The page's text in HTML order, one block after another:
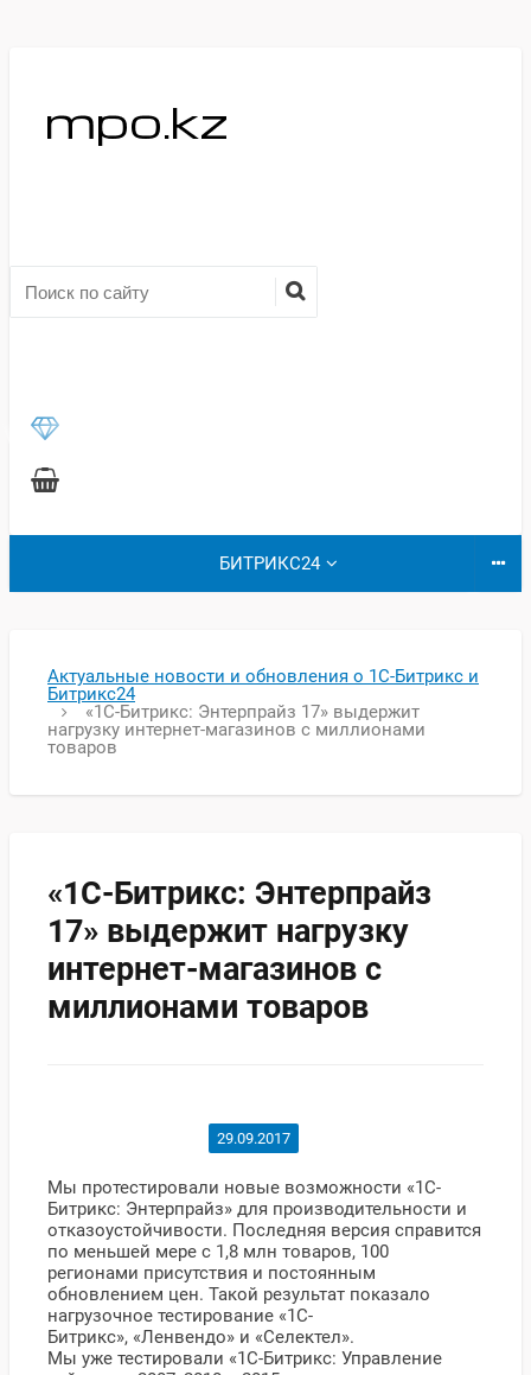
БИТРИКС24
Актуальные новости и обновления о 1С-Битрикс и
Битрикс24
«1С-Битрикс: Энтерпрайз 17» выдержит
нагрузку интернет-магазинов с миллионами
товаров
«1С-Битрикс: Энтерпрайз
17» выдержит нагрузку
интернет-магазинов с
миллионами товаров
29.09.2017
Мы протестировали новые возможности «1С-
Битрикс: Энтерпрайз» для производительности и
отказоустойчивости. Последняя версия справится
по меньшей мере с 1,8 млн товаров, 100
регионами присутствия и постоянным
обновлением цен. Такой результат показало
нагрузочное тестирование «1С-
Битрикс», «Ленвендо» и «Селектел».
Мы уже тестировали «1С-Битрикс: Управление